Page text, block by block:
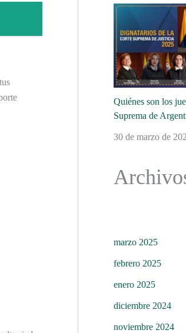
Quiénes son los
Suprema de
30 de marzo de
marzo 2025
febrero 2025
enero 2025
diciembre 2024
noviembre 2024